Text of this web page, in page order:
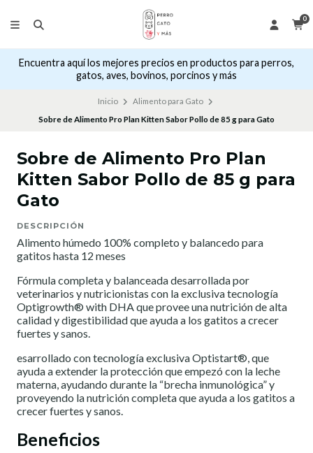
0
Encuentra aquí los mejores precios en productos para perros,
gatos, aves, bovinos, porcinos y más
Inicio
Alimento para Gato
Sobre de Alimento Pro Plan Kitten Sabor Pollo de 85 g para Gato
Sobre de Alimento Pro Plan
Kitten Sabor Pollo de 85 g para
Gato
DESCRIPCIÓN
Alimento húmedo 100% completo y balancedo para
gatitos hasta 12 meses
Fórmula completa y balanceada desarrollada por
veterinarios y nutricionistas con la exclusiva tecnología
Optigrowth® with DHA que provee una nutrición de alta
calidad y digestibilidad que ayuda a los gatitos a crecer
fuertes y sanos.
esarrollado con tecnología exclusiva Optistart®, que
ayuda a extender la protección que empezó con la leche
materna, ayudando durante la “brecha inmunológica” y
proveyendo la nutrición completa que ayuda a los gatitos a
crecer fuertes y sanos.
Beneficios